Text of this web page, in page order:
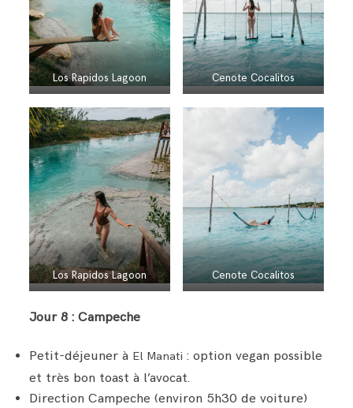
Los Rapidos Lagoon Cenote Cocalitos
Los Rapidos Lagoon Cenote Cocalitos
Jour 8 : Campeche
Petit-déjeuner à El Manati : option vegan possible
et très bon toast à l’avocat.
Direction Campeche (environ 5h30 de voiture)